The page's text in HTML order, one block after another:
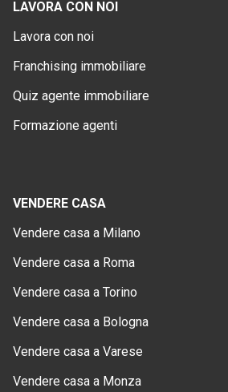
LAVORA CON NOI
Lavora con noi
Franchising immobiliare
Quiz agente immobiliare
Formazione agenti
VENDERE CASA
Vendere casa a Milano
Vendere casa a Roma
Vendere casa a Torino
Vendere casa a Bologna
Vendere casa a Varese
Vendere casa a Monza